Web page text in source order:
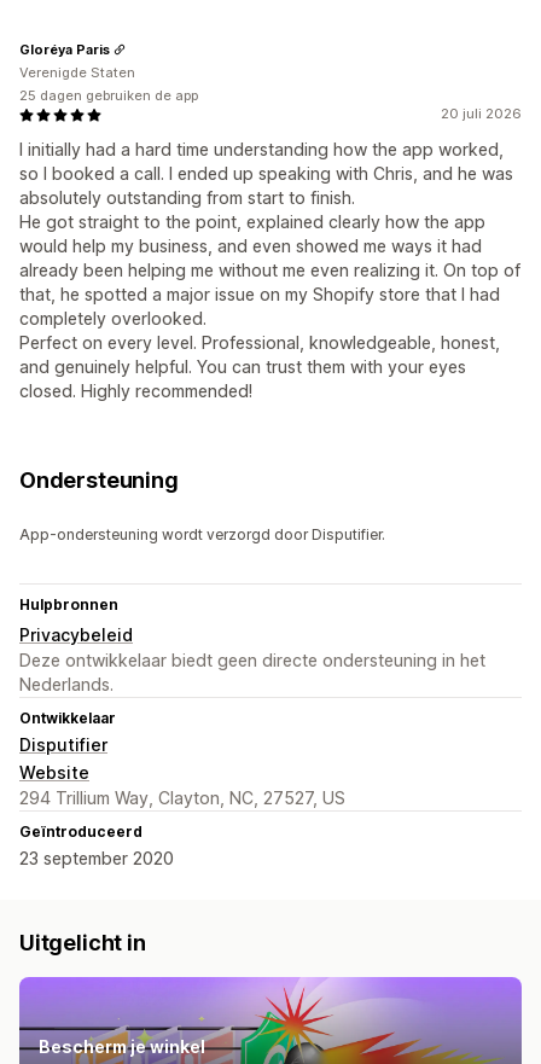
20 juli 2026
I initially had a hard time understanding how the app worked,
so I booked a call. I ended up speaking with Chris, and he was
absolutely outstanding from start to finish.
He got straight to the point, explained clearly how the app
would help my business, and even showed me ways it had
already been helping me without me even realizing it. On top of
that, he spotted a major issue on my Shopify store that I had
completely overlooked.
Perfect on every level. Professional, knowledgeable, honest,
and genuinely helpful. You can trust them with your eyes
closed. Highly recommended!
Gloréya Paris
Verenigde Staten
25 dagen gebruiken de app
Ondersteuning
App-ondersteuning wordt verzorgd door Disputifier.
Hulpbronnen
Privacybeleid
Deze ontwikkelaar biedt geen directe ondersteuning in het
Nederlands.
Ontwikkelaar
Disputifier
Website
294 Trillium Way, Clayton, NC, 27527, US
Geïntroduceerd
23 september 2020
Uitgelicht in
Bescherm je winkel